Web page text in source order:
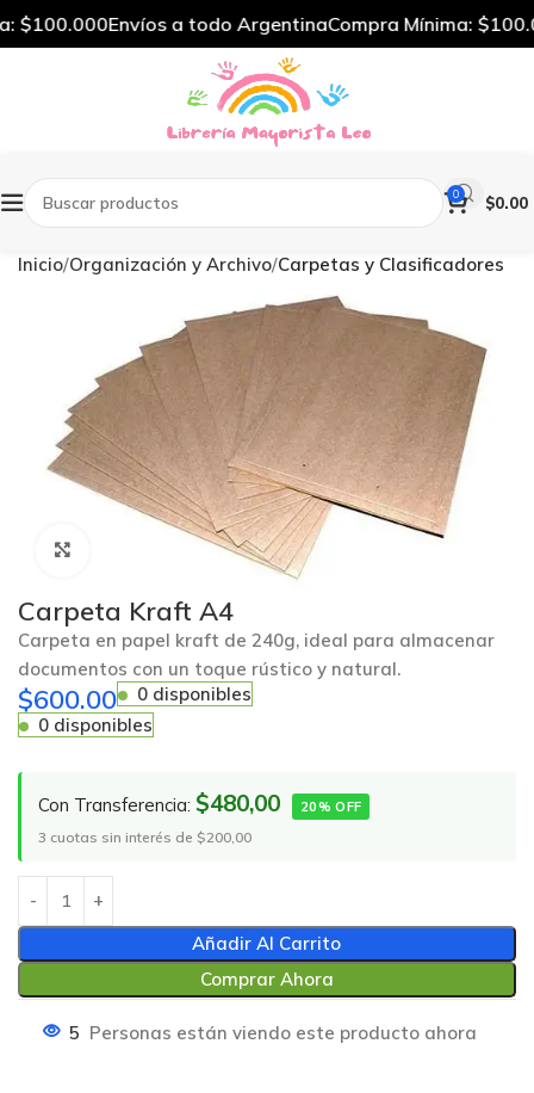
0 $0.00
Inicio Organización y Archivo Carpetas y Clasificadores
Carpeta Kraft A4
Carpeta en papel kraft de 240g, ideal para almacenar
documentos con un toque rústico y natural.
$600.00
0 disponibles
0 disponibles
Con Transferencia: $480,00 20% OFF
3 cuotas sin interés de $200,00
Añadir Al Carrito
Comprar Ahora
5 Personas están viendo este producto ahora
$100.000Envíos a todo ArgentinaCompra Mínima: